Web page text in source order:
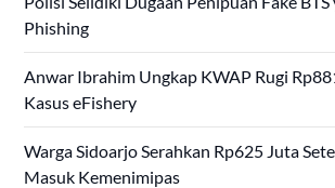
Phishing
Anwar Ibrahim Ungkap KWAP Rugi
Kasus eFishery
Warga Sidoarjo Serahkan Rp625 Juta
Masuk Kemenimipas